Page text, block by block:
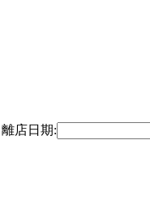
離店日期: